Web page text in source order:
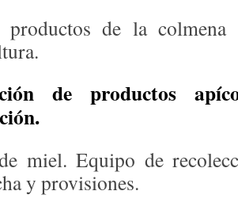
productos de la
de productos
miel. Equipo de
y provisiones.